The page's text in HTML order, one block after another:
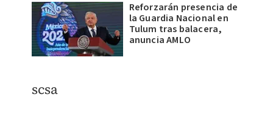
Reforzarán presencia de
la Guardia Nacional en
Tulum tras balacera,
anuncia AMLO
scsa